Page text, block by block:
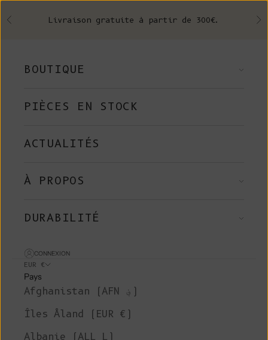
Précédent Livraison gratuite à partir de 300€.
BOUTIQUE
PIÈCES EN STOCK
ACTUALITÉS
À PROPOS
DURABILITÉ
CONNEXION
EUR €
Pays
Afghanistan (AFN ؋)
Îles Åland (EUR €)
Albanie (ALL L)